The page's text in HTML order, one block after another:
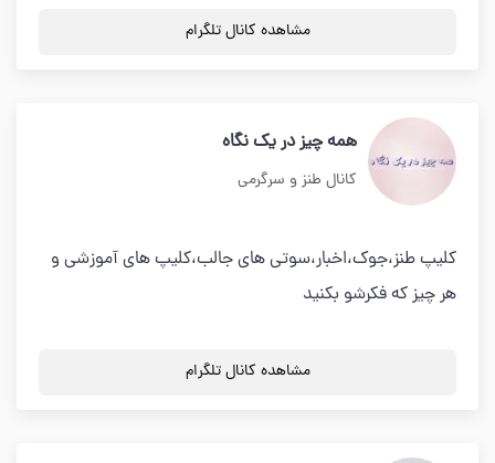
مشاهده کانال تلگرام
همه چیز در یک نگاه
کانال طنز و سرگرمی
کلیپ طنز،جوک،اخبار،سوتی های جالب،کلیپ های آموزشی و
هر چیز که فکرشو بکنید
مشاهده کانال تلگرام